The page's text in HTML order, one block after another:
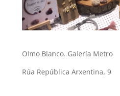
Olmo Blanco. Galería Metro
Rúa República Arxentina, 9